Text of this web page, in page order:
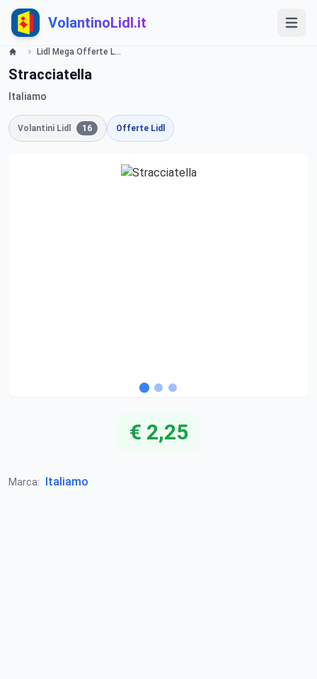
VolantinoLidl.it
Lidl Mega Offerte Lidl
Stracciatella
Italiamo
Volantini Lidl 16 Offerte Lidl
€ 2,25
Marca: Italiamo